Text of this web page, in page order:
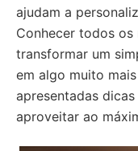
ajudam a
Conhecer todos
transformar um
em algo muito
apresentadas
aproveitar ao